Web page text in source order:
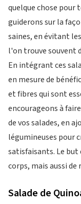
quelque chose pour
guiderons sur la
saines, en évitant
l'on trouve souvent
En intégrant ces
en mesure de
et fibres qui sont
encourageons à
de vos salades, en
légumineuses pour
satisfaisants. Le
corps, mais aussi de
Salade de